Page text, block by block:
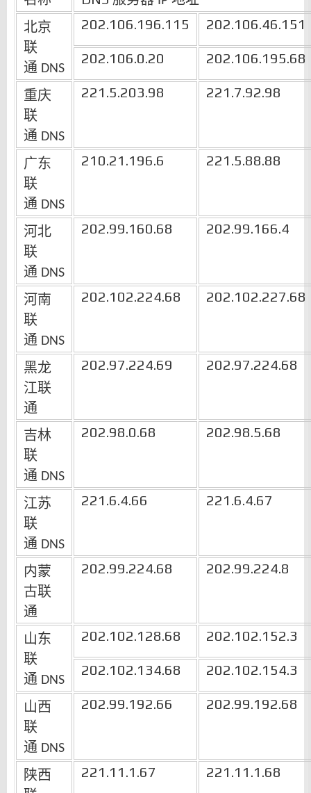
北京
联
通 DNS
202.106.196.115 202.106.46.151
202.106.0.20 202.106.195.68
重庆
联
通 DNS
221.5.203.98 221.7.92.98
广东
联
通 DNS
210.21.196.6 221.5.88.88
河北
联
通 DNS
202.99.160.68 202.99.166.4
河南
联
通 DNS
202.102.224.68 202.102.227.68
黑龙
江联
通
202.97.224.69 202.97.224.68
吉林
联
通 DNS
202.98.0.68 202.98.5.68
江苏
联
通 DNS
221.6.4.66 221.6.4.67
内蒙
古联
通
202.99.224.68 202.99.224.8
山东
联
通 DNS
202.102.128.68 202.102.152.3
202.102.134.68 202.102.154.3
山西
联
通 DNS
202.99.192.66 202.99.192.68
陕西
221.11.1.67 221.11.1.68